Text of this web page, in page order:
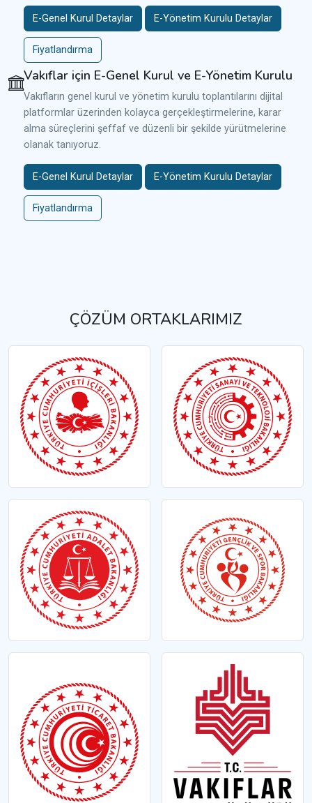
E-Genel Kurul Detaylar E-Yönetim Kurulu Detaylar
Fiyatlandırma
Vakıflar için E-Genel Kurul ve E-Yönetim Kurulu
Vakıfların genel kurul ve yönetim kurulu toplantılarını dijital
platformlar üzerinden kolayca gerçekleştirmelerine, karar
alma süreçlerini şeffaf ve düzenli bir şekilde yürütmelerine
olanak tanıyoruz.
E-Genel Kurul Detaylar E-Yönetim Kurulu Detaylar
Fiyatlandırma
ÇÖZÜM ORTAKLARIMIZ